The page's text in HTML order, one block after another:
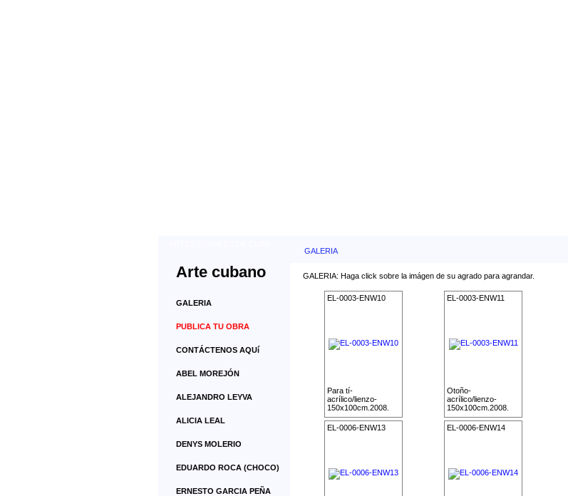
Arte cubano
GALERIA
PUBLICA TU OBRA
CONTÁCTENOS AQUí
ABEL MOREJÓN
ALEJANDRO LEYVA
ALICIA LEAL
DENYS MOLERIO
EDUARDO ROCA (CHOCO)
ERNESTO GARCIA PEÑA
GALERIA
GALERIA: Haga click sobre la imágen de su agrado para agrandar.
EL-0003-ENW10
Para tí-
acrílico/lienzo-
150x100cm.2008.
EL-0003-ENW11
Otoño-
acrílico/lienzo-
150x100cm.2008.
EL-0006-ENW13 EL-0006-ENW14